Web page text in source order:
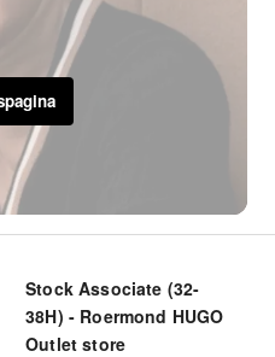
Stock Associate (32-
38H) - Roermond HUGO
Outlet store